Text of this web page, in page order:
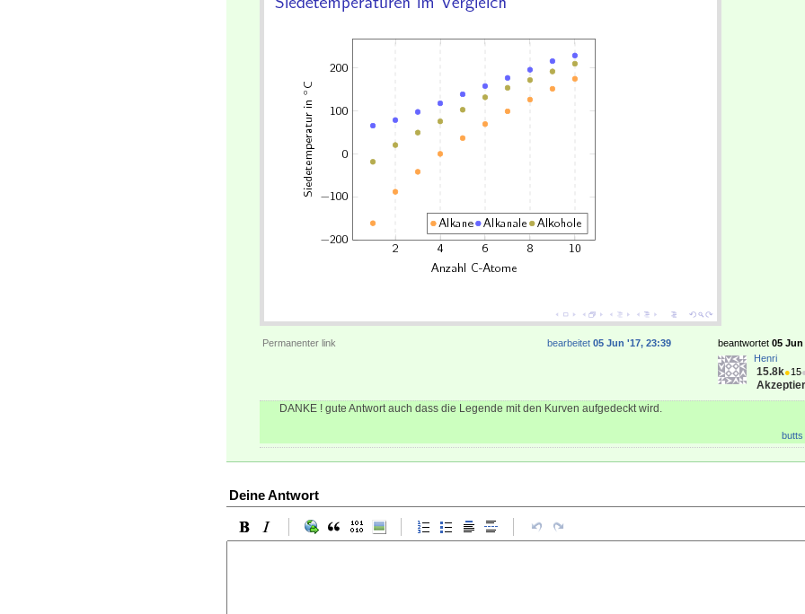
Permanenter link beantwortet 05 Jun
Henri
15.8k●15
bearbeitet 05 Jun '17, 23:39
DANKE ! gute Antwort auch dass die Legende mit den Kurven aufgedeckt wird.
butts
Deine Antwort